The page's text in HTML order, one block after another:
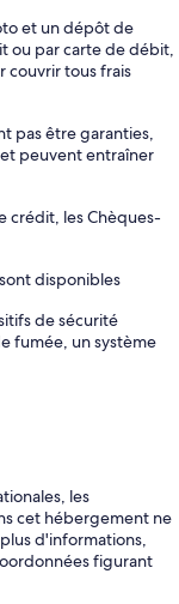
et un dépôt de
ou par carte de débit,
couvrir tous frais
pas être garanties,
peuvent entraîner
crédit, les Chèques-
disponibles
de sécurité
fumée, un système
les
cet hébergement ne
d'informations,
figurant